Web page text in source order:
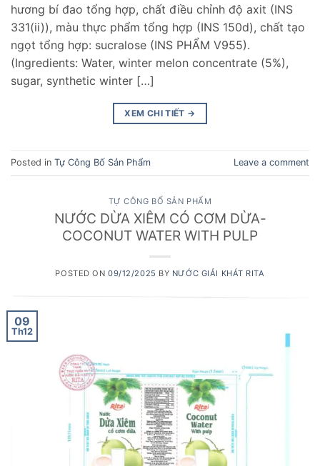
hương bí đao tổng hợp, chất điều chỉnh độ axit (INS
331(ii)), màu thực phẩm tổng hợp (INS 150d), chất tạo
ngọt tổng hợp: sucralose (INS PHẨM V955).
(Ingredients: Water, winter melon concentrate (5%),
sugar, synthetic winter […]
XEM CHI TIẾT →
Posted in Tự Công Bố Sản Phẩm Leave a comment
TỰ CÔNG BỐ SẢN PHẨM
NƯỚC DỪA XIÊM CÓ CƠM DỪA-
COCONUT WATER WITH PULP
POSTED ON09/12/2025 BY NƯỚC GIẢI KHÁT RITA
09
Th12